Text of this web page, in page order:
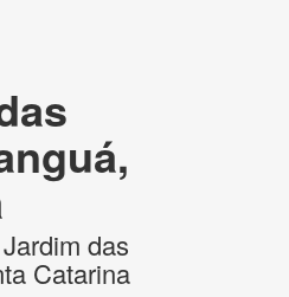
das
Catarina